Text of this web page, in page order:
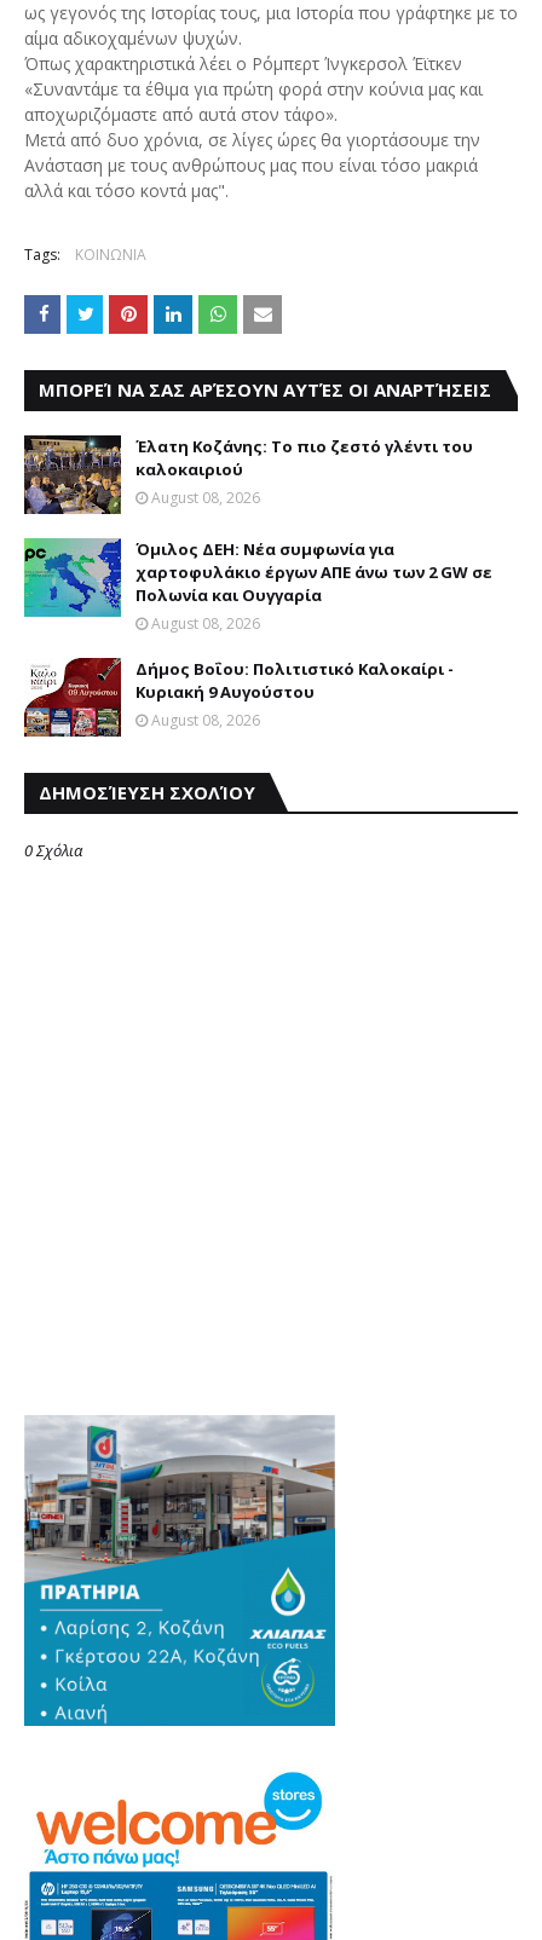
ως γεγονός της Ιστορίας τους, μια Ιστορία που γράφτηκε με το
αίμα αδικοχαμένων ψυχών.
Όπως χαρακτηριστικά λέει ο Ρόμπερτ Ίνγκερσολ Έϊτκεν
«Συναντάμε τα έθιμα για πρώτη φορά στην κούνια μας και
αποχωριζόμαστε από αυτά στον τάφο».
Μετά από δυο χρόνια, σε λίγες ώρες θα γιορτάσουμε την
Ανάσταση με τους ανθρώπους μας που είναι τόσο μακριά
αλλά και τόσο κοντά μας".
Tags: ΚΟΙΝΩΝΙΑ
ΜΠΟΡΕΊ ΝΑ ΣΑΣ ΑΡΈΣΟΥΝ ΑΥΤΈΣ ΟΙ ΑΝΑΡΤΉΣΕΙΣ
Έλατη Κοζάνης: Το πιο ζεστό γλέντι του
καλοκαιριού
August 08, 2026
Όμιλος ΔΕΗ: Νέα συμφωνία για
χαρτοφυλάκιο έργων ΑΠΕ άνω των 2 GW σε
Πολωνία και Ουγγαρία
August 08, 2026
Δήμος Βοΐου: Πολιτιστικό Καλοκαίρι -
Κυριακή 9 Αυγούστου
August 08, 2026
ΔΗΜΟΣΊΕΥΣΗ ΣΧΟΛΊΟΥ
0 Σχόλια